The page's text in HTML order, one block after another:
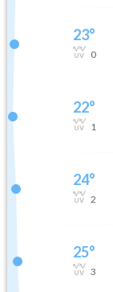
23°
0
22°
1
24°
2
25°
3